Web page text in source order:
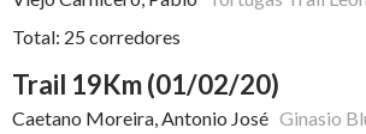
Total: 25 corredores
Trail 19Km (01/02/20)
Caetano Moreira, Antonio José Ginasio